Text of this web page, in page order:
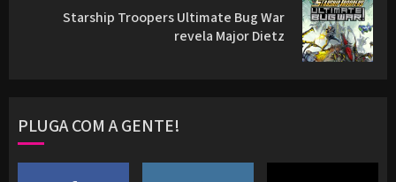
Starship Troopers Ultimate Bug War
revela Major Dietz
PLUGA COM A GENTE!